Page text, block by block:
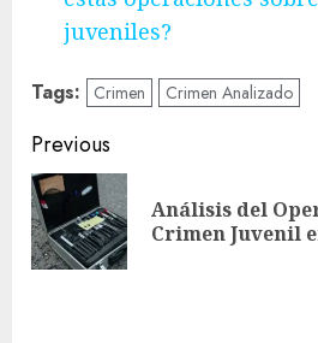
juveniles?
Tags: Crimen Crimen Analizado
Post
navigation
Previous
Análisis del
Crimen Juvenil